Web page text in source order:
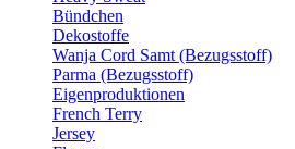
Bündchen
Dekostoffe
Wanja Cord Samt (Bezugsstoff)
Parma (Bezugsstoff)
Eigenproduktionen
French Terry
Jersey